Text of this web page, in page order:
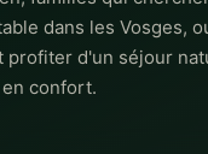
dans les Vosges,
profiter d'un séjour
confort.